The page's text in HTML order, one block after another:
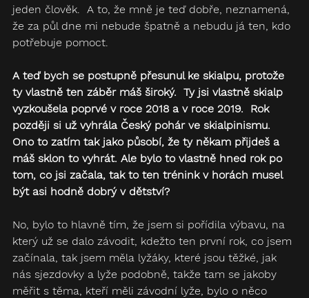
jeden člověk.  A to, že mně je teď dobře, neznamená,
že za půl dne mi nebude špatně a nebudu já ten, kdo
potřebuje pomoct.
A teď bych se postupně přesunul ke skialpu, protože
ty vlastně ten záběr máš široký.  Ty jsi vlastně skialp
vyzkoušela poprvé v roce 2018 a v roce 2019.  Rok
později si už vyhrála Český pohár ve skialpinismu.
Ono to zatím tak jako působí, že ty někam přijdeš a
máš sklon to vyhrát. Ale bylo to vlastně hned rok po
tom, co jsi začala, tak to ten trénink v horách musel
být asi hodně dobrý v dětství?
No, bylo to hlavně tím, že jsem si pořídila výbavu, na
který už se dalo závodit, kdežto ten první rok, co jsem
začínala, tak jsem měla lyžáky, které jsou těžké, jak
nás sjezdovky a lyže podobně, takže tam se jakoby
měřit s těma, kteří měli závodní lyže, bylo o něco